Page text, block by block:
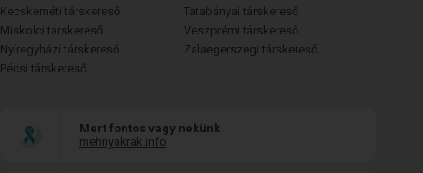
Kecskeméti társkereső
Miskolci társkereső
Nyíregyházi társkereső
Pécsi társkereső
Tatabányai társkereső
Veszprémi társkereső
Zalaegerszegi társkereső
Mert fontos vagy nekünk
mehnyakrak.info